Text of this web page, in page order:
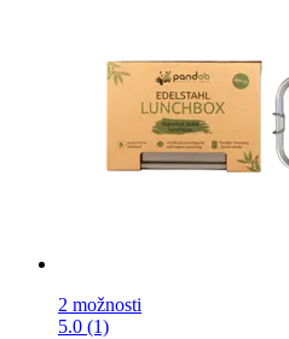
2 možnosti
5.0 (1)